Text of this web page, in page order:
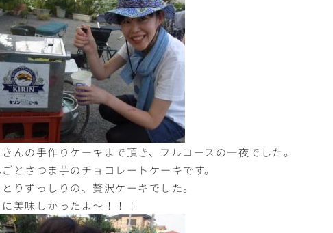
んの手作りケーキまで頂き、フルコースの一夜でした。
とさつま芋のチョコレートケーキです。
りずっしりの、贅沢ケーキでした。
美味しかったよ〜！！！